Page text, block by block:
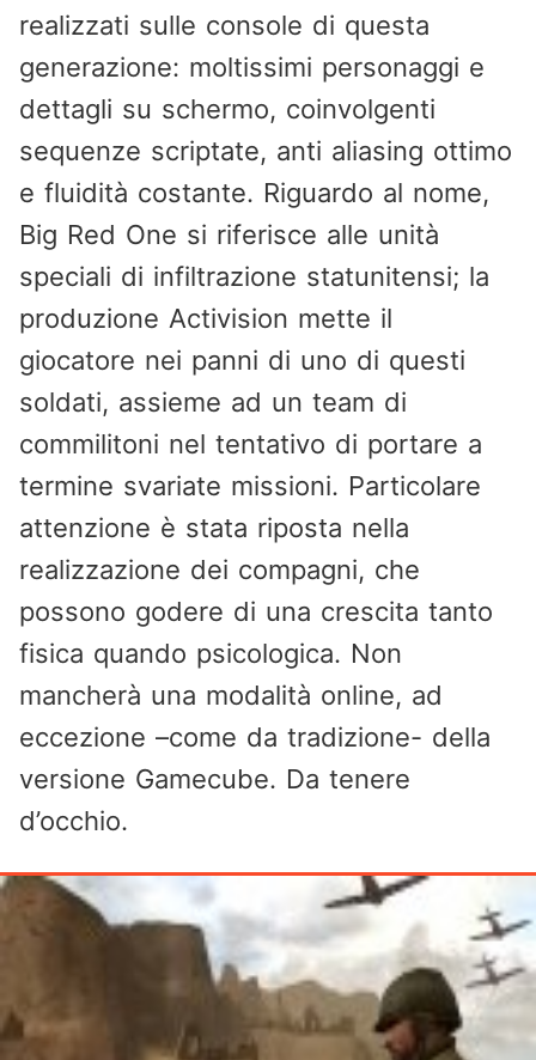
realizzati sulle console di questa
generazione: moltissimi personaggi e
dettagli su schermo, coinvolgenti
sequenze scriptate, anti aliasing ottimo
e fluidità costante. Riguardo al nome,
Big Red One si riferisce alle unità
speciali di infiltrazione statunitensi; la
produzione Activision mette il
giocatore nei panni di uno di questi
soldati, assieme ad un team di
commilitoni nel tentativo di portare a
termine svariate missioni. Particolare
attenzione è stata riposta nella
realizzazione dei compagni, che
possono godere di una crescita tanto
fisica quando psicologica. Non
mancherà una modalità online, ad
eccezione –come da tradizione- della
versione Gamecube. Da tenere
d’occhio.